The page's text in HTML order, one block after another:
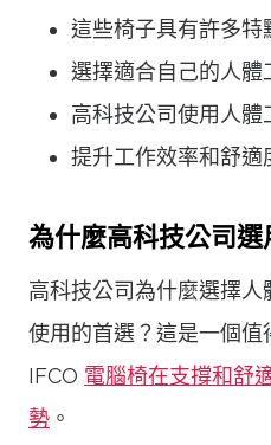
這些椅子具有許多特
選擇適合自己的人體
高科技公司使用人體
提升工作效率和舒適
為什麼高科技公司選
高科技公司為什麼選擇
使用的首選？這是一個值
IFCO 電腦椅在支撐和舒
勢 。